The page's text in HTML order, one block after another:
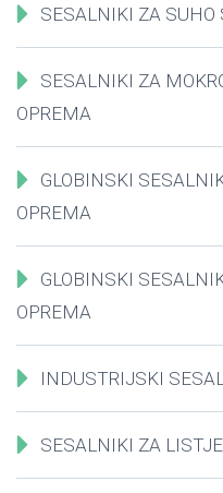
SESALNIKI ZA SUHO
SESALNIKI ZA
OPREMA
GLOBINSKI
OPREMA
GLOBINSKI
OPREMA
INDUSTRIJSKI
SESALNIKI ZA